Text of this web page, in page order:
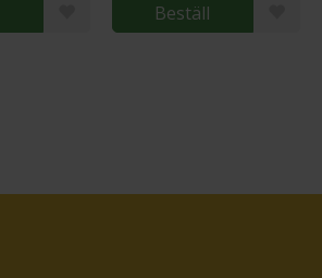
Beställ